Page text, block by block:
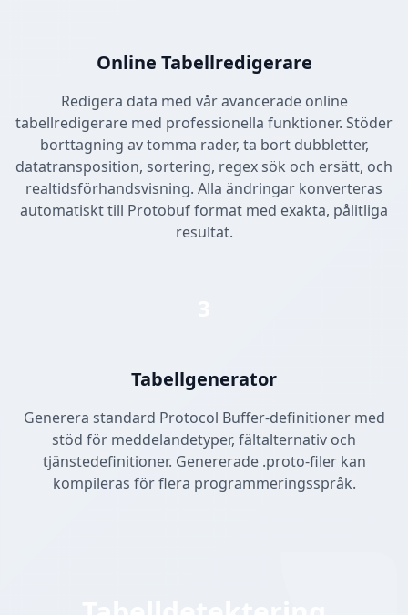
Online Tabellredigerare
Redigera data med vår avancerade online
tabellredigerare med professionella funktioner. Stöder
borttagning av tomma rader, ta bort dubbletter,
datatransposition, sortering, regex sök och ersätt, och
realtidsförhandsvisning. Alla ändringar konverteras
automatiskt till Protobuf format med exakta, pålitliga
resultat.
Tabellgenerator
Generera standard Protocol Buffer-definitioner med
stöd för meddelandetyper, fältalternativ och
tjänstedefinitioner. Genererade .proto-filer kan
kompileras för flera programmeringsspråk.